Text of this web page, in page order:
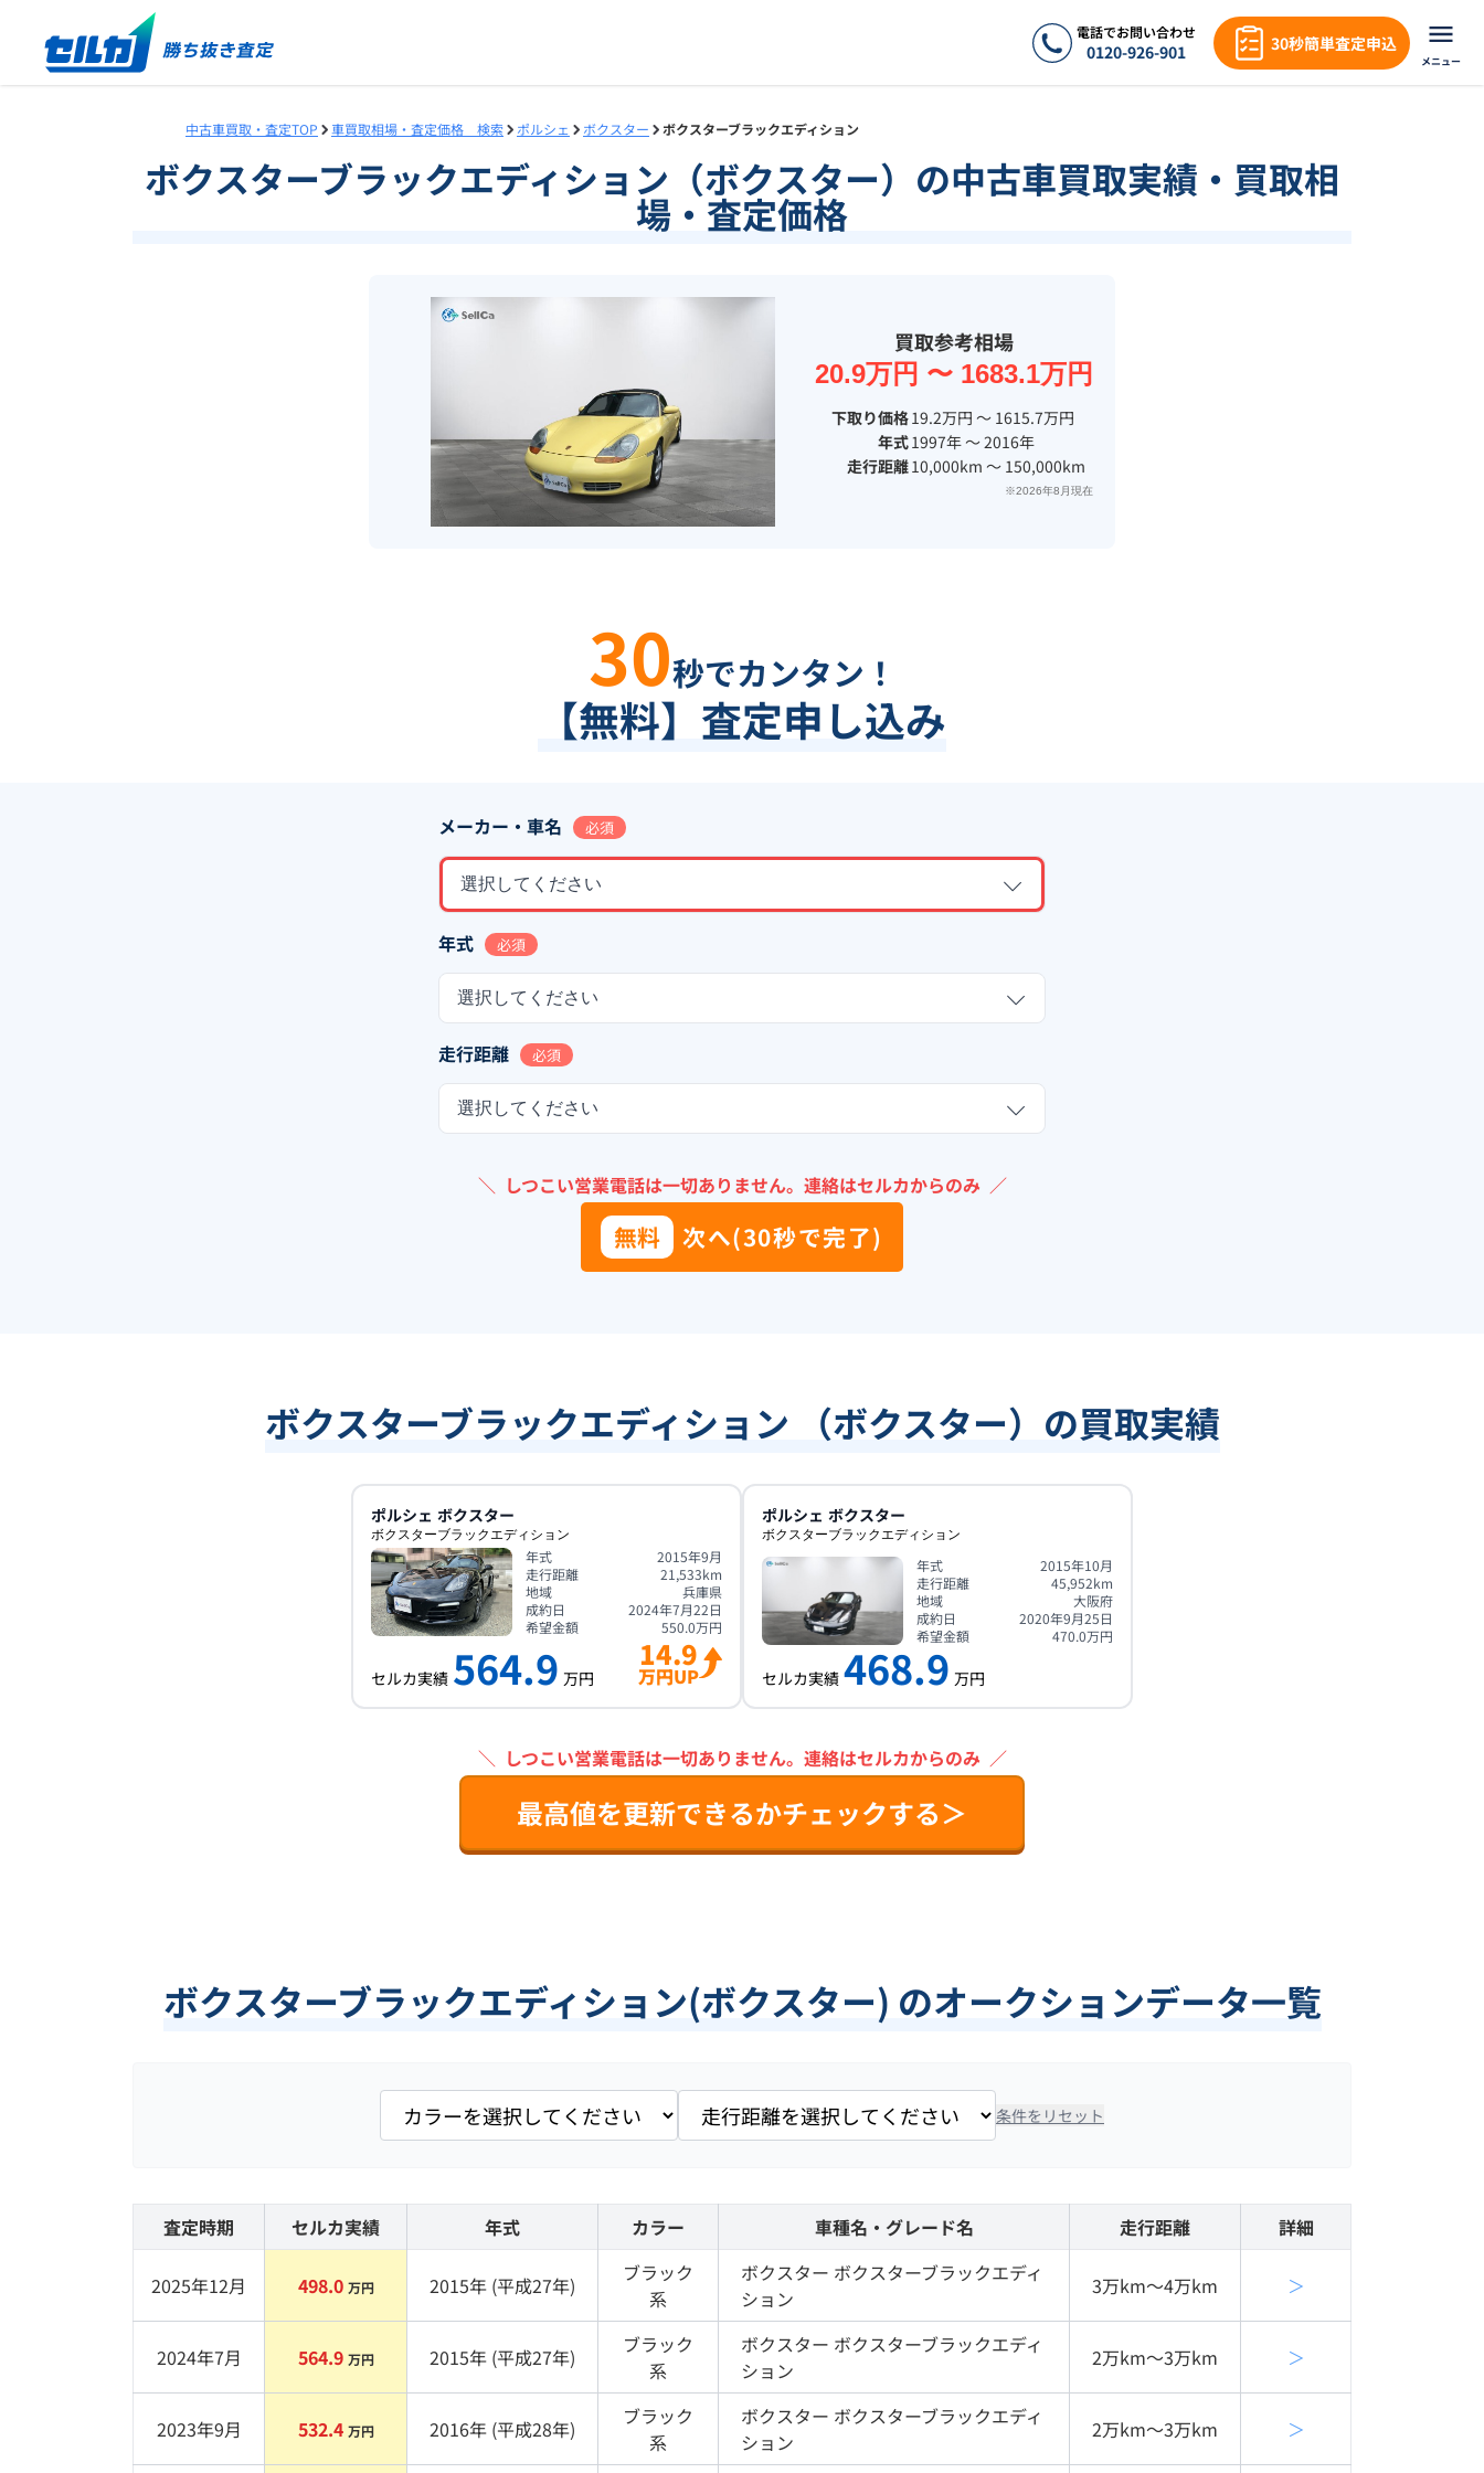
電話でお問い合わせ
0120-926-901 30秒簡単査定申込
メニュー
中古車買取・査定TOP 車買取相場・査定価格 検索 ポルシェ ボクスター ボクスターブラックエディション
ボクスターブラックエディション（ボクスター）の中古車買取実績・買取相
場・査定価格
買取参考相場
20.9万円 〜 1683.1万円
下取り価格19.2万円 〜 1615.7万円
年式1997年 〜 2016年
走行距離10,000km 〜 150,000km
※2026年8月現在
30秒でカンタン！
【無料】査定申し込み
メーカー・車名 必須
選択してください
年式 必須
選択してください
走行距離 必須
選択してください
＼ しつこい営業電話は一切ありません。 連絡はセルカからのみ ／
無料 次へ(30秒で完了)
ボクスターブラックエディション （ボクスター）の買取実績
ポルシェ ボクスター
ボクスターブラックエディション
年式
2015年9月
走行距離
21,533km
地域
兵庫県
成約日
2024年7月22日
希望金額
550.0万円
セルカ実績 564.9 万円
14.9
万円UP
ポルシェ ボクスター
ボクスターブラックエディション
年式
2015年10月
走行距離
45,952km
地域
大阪府
成約日
2020年9月25日
希望金額
470.0万円
セルカ実績 468.9 万円
＼ しつこい営業電話は一切ありません。 連絡はセルカからのみ ／
最高値を更新できるかチェックする＞
ボクスターブラックエディション(ボクスター) のオークションデータ一覧
条件をリセット
査定時期 セルカ実績 年式 カラー 車種名・グレード名 走行距離 詳細
2025年12月 498.0 万円 2015年 (平成27年)
ブラック
系
ボクスター ボクスターブラックエディ
ション
3万km〜4万km ＞
2024年7月 564.9 万円 2015年 (平成27年)
ブラック
系
ボクスター ボクスターブラックエディ
ション
2万km〜3万km ＞
2023年9月 532.4 万円 2016年 (平成28年)
ブラック
系
ボクスター ボクスターブラックエディ
ション
2万km〜3万km ＞